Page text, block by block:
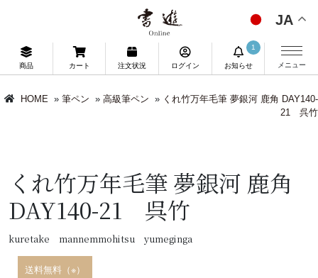
JA
商品 カート 注文状況 ログイン お知らせ
1
メニュー
HOME » 筆ペン » 高級筆ペン » くれ竹万年毛筆 夢銀河 鹿角 DAY140-
21 呉竹
くれ竹万年毛筆 夢銀河 鹿角
DAY140-21 呉竹
kuretake mannemmohitsu yumeginga
送料無料（※）